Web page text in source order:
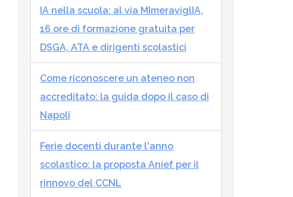
IA nella scuola: al via MImeraviglIA,
16 ore di formazione gratuita per
DSGA, ATA e dirigenti scolastici
Come riconoscere un ateneo non
accreditato: la guida dopo il caso di
Napoli
Ferie docenti durante l'anno
scolastico: la proposta Anief per il
rinnovo del CCNL